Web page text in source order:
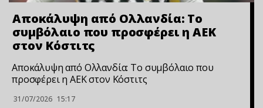
Αποκάλυψη από Ολλανδία: Το
συμβόλαιο που προσφέρει η ΑΕΚ
στον Κόστιτς
Αποκάλυψη από Ολλανδία: Το συμβόλαιο που
προσφέρει η ΑΕΚ στον Κόστιτς
31/07/2026 15:17